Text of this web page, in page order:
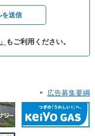
を送信
もご利用ください。
広告募集要綱